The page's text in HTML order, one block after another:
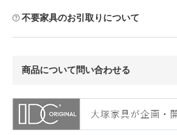
不要家具のお引取りについて
商品について問い合わせる